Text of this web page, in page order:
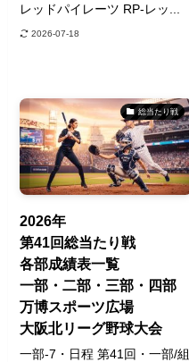
レッドパイレーツ RP-レッ...
2026-07-18
総当たり戦
2026年
第41回総当たり戦
各部成績表一覧
一部・二部・三部・四部
万博スポーツ広場
大阪北リーグ野球大会
一部-7・日程 第41回・一部/組